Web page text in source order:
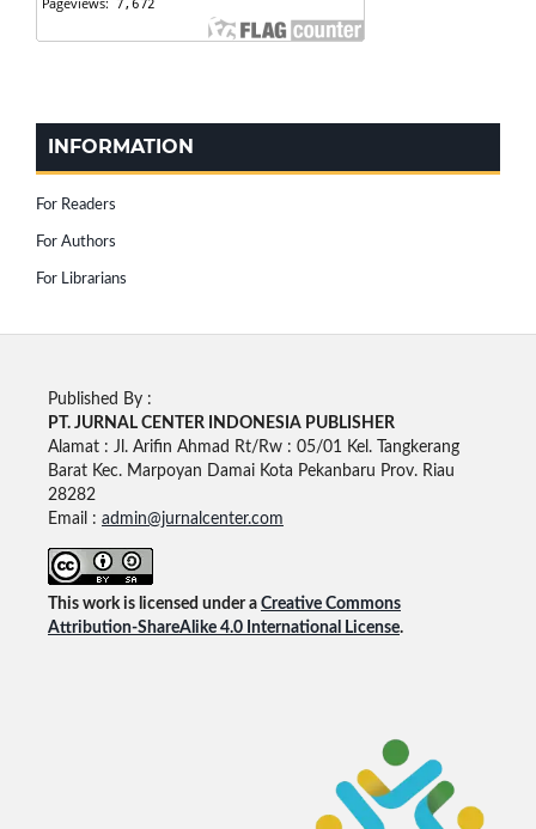
INFORMATION
For Readers
For Authors
For Librarians
Published By :
PT. JURNAL CENTER INDONESIA PUBLISHER
Alamat : Jl. Arifin Ahmad Rt/Rw : 05/01 Kel. Tangkerang
Barat Kec. Marpoyan Damai Kota Pekanbaru Prov. Riau
28282
Email : admin@jurnalcenter.com
This work is licensed under a Creative Commons
Attribution-ShareAlike 4.0 International License.